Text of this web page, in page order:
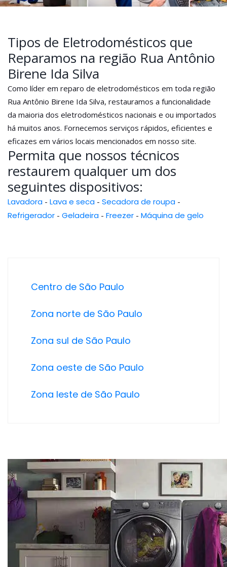
Tipos de Eletrodomésticos que
Reparamos na região Rua Antônio
Birene Ida Silva
Como líder em reparo de eletrodomésticos em toda região
Rua Antônio Birene Ida Silva, restauramos a funcionalidade
da maioria dos eletrodomésticos nacionais e ou importados
há muitos anos. Fornecemos serviços rápidos, eficientes e
eficazes em vários locais mencionados em nosso site.
Permita que nossos técnicos
restaurem qualquer um dos
seguintes dispositivos:
Lavadora - Lava e seca - Secadora de roupa -
Refrigerador - Geladeira - Freezer - Máquina de gelo
Centro de São Paulo
Zona norte de São Paulo
Zona sul de São Paulo
Zona oeste de São Paulo
Zona leste de São Paulo